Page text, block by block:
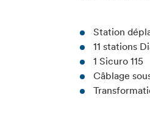
Station
11 stations
1 Sicuro 115
Câblage